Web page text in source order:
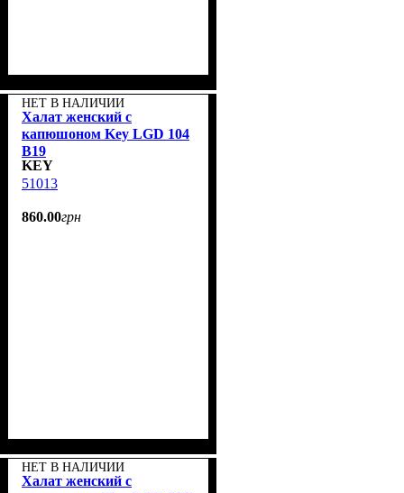
НЕТ В НАЛИЧИИ
Халат женский с
капюшоном Key LGD 104
B19
KEY
51013
860.00грн
НЕТ В НАЛИЧИИ
Халат женский с